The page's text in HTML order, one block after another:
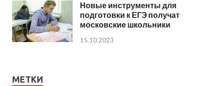
Новые инструменты для
подготовки к ЕГЭ получат
московские школьники
15.10.2023
МЕТКИ